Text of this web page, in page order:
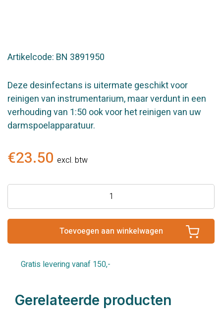
Artikelcode: BN 3891950
Deze desinfectans is uitermate geschikt voor
reinigen van instrumentarium, maar verdunt in een
verhouding van 1:50 ook voor het reinigen van uw
darmspoelapparatuur.
€23.50 excl. btw
H
N
Toevoegen aan winkelwagen
Gratis levering vanaf 150,-
Gerelateerde producten